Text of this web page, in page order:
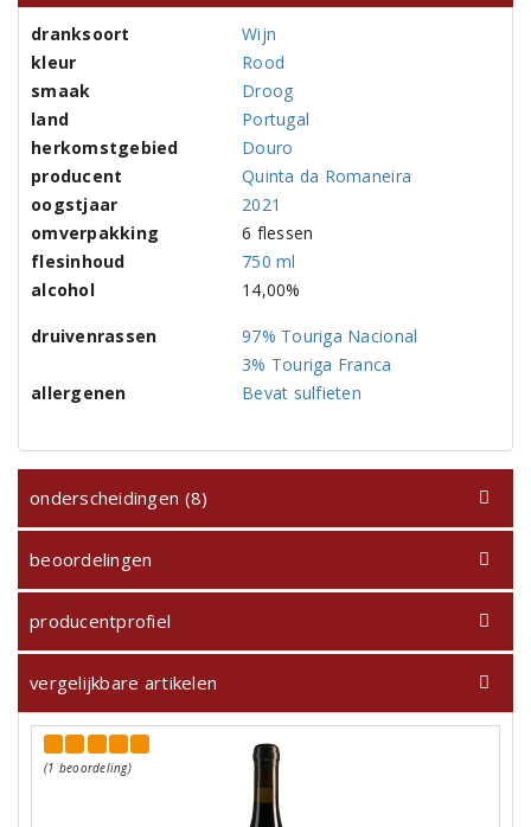
dranksoort
Wijn
kleur
Rood
smaak
Droog
land
Portugal
herkomstgebied
Douro
producent
Quinta da Romaneira
oogstjaar
2021
omverpakking
6 flessen
flesinhoud
750 ml
alcohol
14,00%
druivenrassen
97% Touriga Nacional
3% Touriga Franca
allergenen
Bevat sulfieten
onderscheidingen (8)
beoordelingen
producentprofiel
vergelijkbare artikelen
(1 beoordeling)